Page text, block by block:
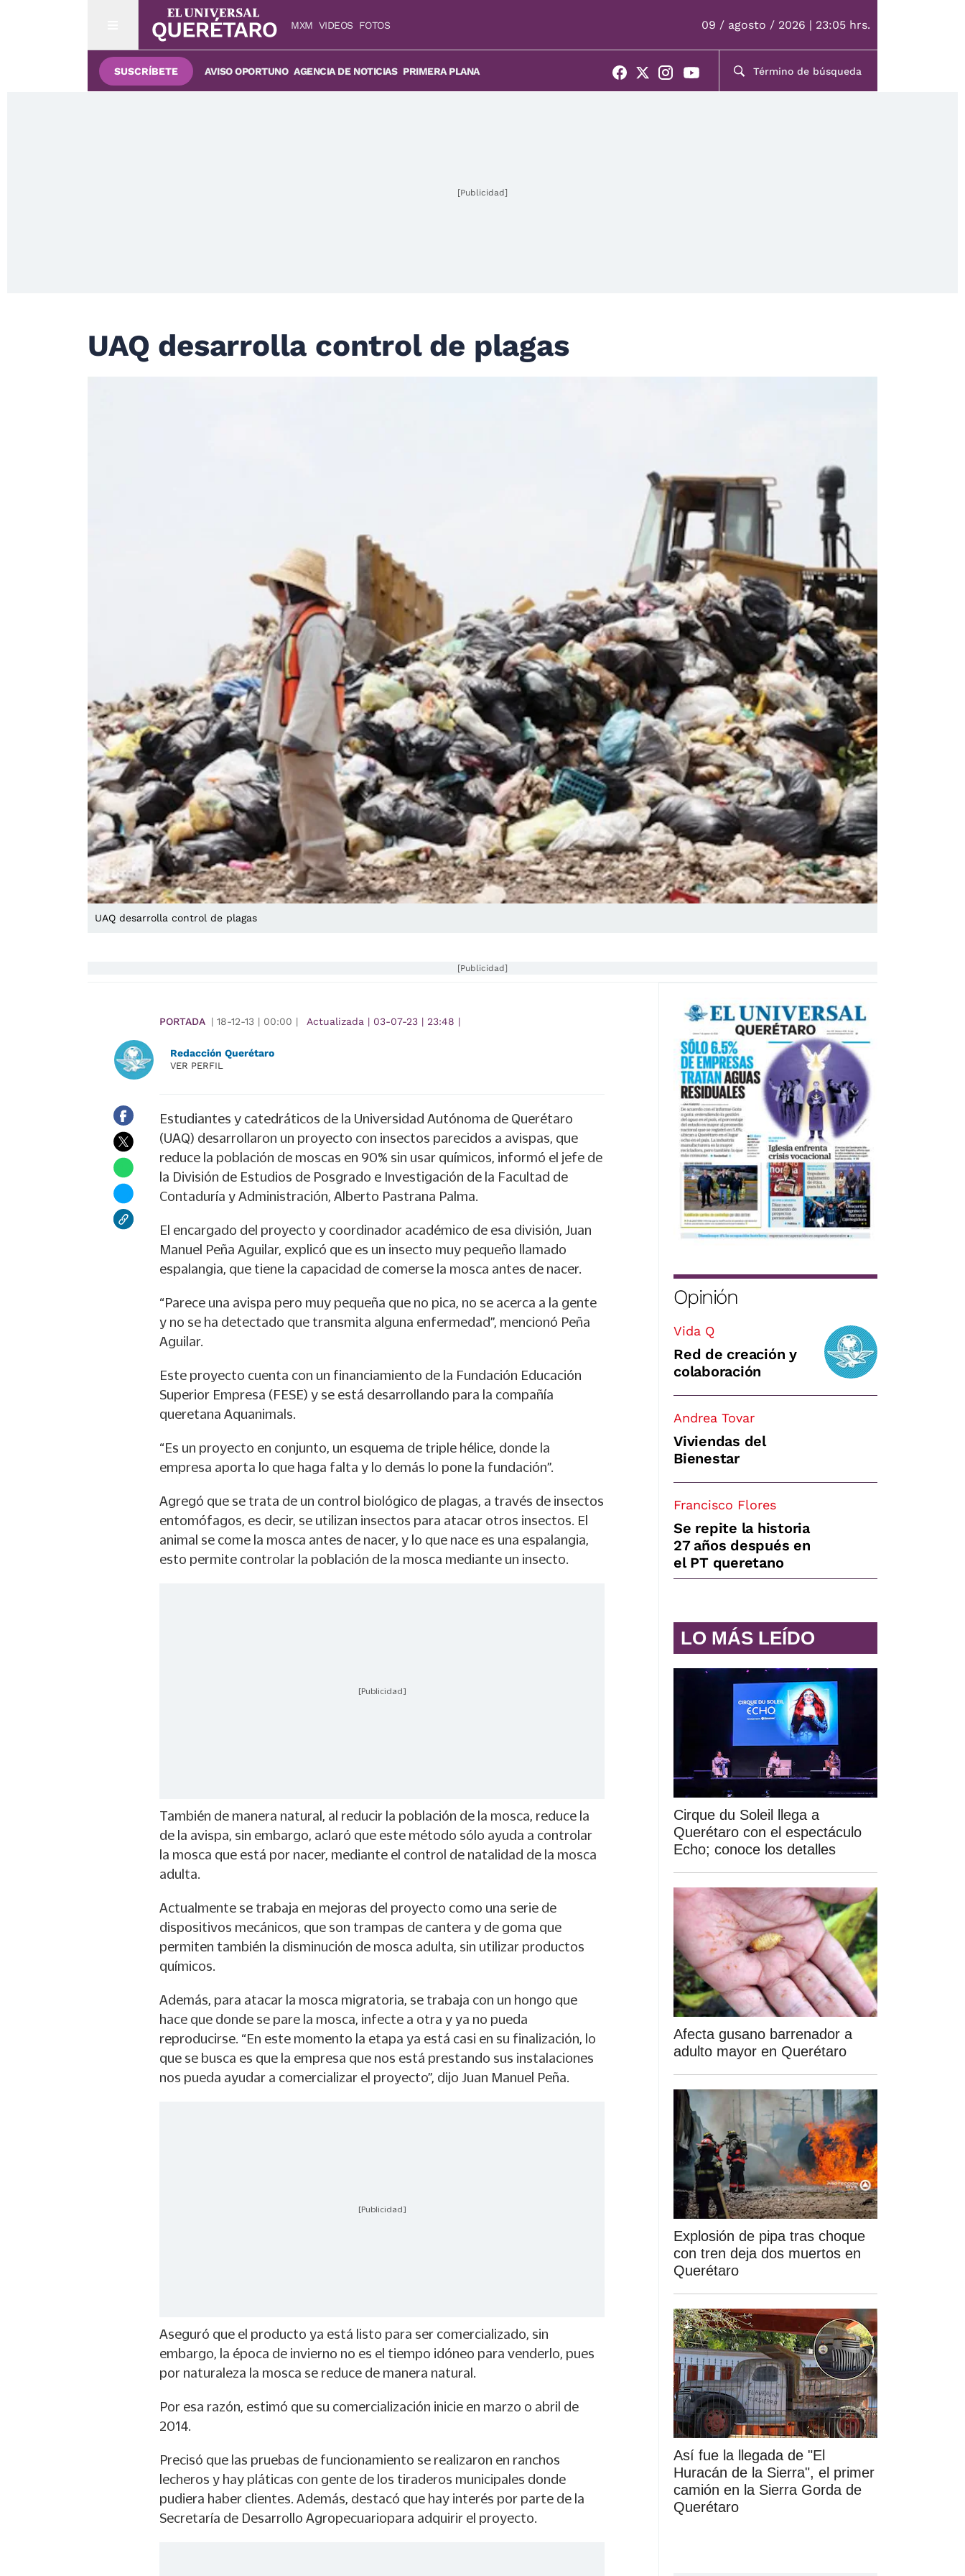
MXM VIDEOS FOTOS 09 / agosto / 2026 | 23:05 hrs.
SUSCRÍBETE AVISO OPORTUNO AGENCIA DE NOTICIAS PRIMERA PLANA
[Publicidad]
UAQ desarrolla control de plagas
UAQ desarrolla control de plagas
[Publicidad]
PORTADA | 18-12-13 | 00:00 | Actualizada | 03-07-23 | 23:48 |
Redacción Querétaro
VER PERFIL
Estudiantes y catedráticos de la Universidad Autónoma de Querétaro
(UAQ) desarrollaron un proyecto con insectos parecidos a avispas, que
reduce la población de moscas en 90% sin usar químicos, informó el jefe de
la División de Estudios de Posgrado e Investigación de la Facultad de
Contaduría y Administración, Alberto Pastrana Palma.
El encargado del proyecto y coordinador académico de esa división, Juan
Manuel Peña Aguilar, explicó que es un insecto muy pequeño llamado
espalangia, que tiene la capacidad de comerse la mosca antes de nacer.
“Parece una avispa pero muy pequeña que no pica, no se acerca a la gente
y no se ha detectado que transmita alguna enfermedad”, mencionó Peña
Aguilar.
Este proyecto cuenta con un financiamiento de la Fundación Educación
Superior Empresa (FESE) y se está desarrollando para la compañía
queretana Aquanimals.
“Es un proyecto en conjunto, un esquema de triple hélice, donde la
empresa aporta lo que haga falta y lo demás lo pone la fundación”.
Agregó que se trata de un control biológico de plagas, a través de insectos
entomófagos, es decir, se utilizan insectos para atacar otros insectos. El
animal se come la mosca antes de nacer, y lo que nace es una espalangia,
esto permite controlar la población de la mosca mediante un insecto.
[Publicidad]
También de manera natural, al reducir la población de la mosca, reduce la
de la avispa, sin embargo, aclaró que este método sólo ayuda a controlar
la mosca que está por nacer, mediante el control de natalidad de la mosca
adulta.
Actualmente se trabaja en mejoras del proyecto como una serie de
dispositivos mecánicos, que son trampas de cantera y de goma que
permiten también la disminución de mosca adulta, sin utilizar productos
químicos.
Además, para atacar la mosca migratoria, se trabaja con un hongo que
hace que donde se pare la mosca, infecte a otra y ya no pueda
reproducirse. “En este momento la etapa ya está casi en su finalización, lo
que se busca es que la empresa que nos está prestando sus instalaciones
nos pueda ayudar a comercializar el proyecto”, dijo Juan Manuel Peña.
[Publicidad]
Aseguró que el producto ya está listo para ser comercializado, sin
embargo, la época de invierno no es el tiempo idóneo para venderlo, pues
por naturaleza la mosca se reduce de manera natural.
Por esa razón, estimó que su comercialización inicie en marzo o abril de
2014.
Precisó que las pruebas de funcionamiento se realizaron en ranchos
lecheros y hay pláticas con gente de los tiraderos municipales donde
pudiera haber clientes. Además, destacó que hay interés por parte de la
Secretaría de Desarrollo Agropecuariopara adquirir el proyecto.
Opinión
Vida Q
Red de creación y
colaboración
Andrea Tovar
Viviendas del
Bienestar
Francisco Flores
Se repite la historia
27 años después en
el PT queretano
LO MÁS LEÍDO
Cirque du Soleil llega a
Querétaro con el espectáculo
Echo; conoce los detalles
Afecta gusano barrenador a
adulto mayor en Querétaro
Explosión de pipa tras choque
con tren deja dos muertos en
Querétaro
Así fue la llegada de "El
Huracán de la Sierra", el primer
camión en la Sierra Gorda de
Querétaro